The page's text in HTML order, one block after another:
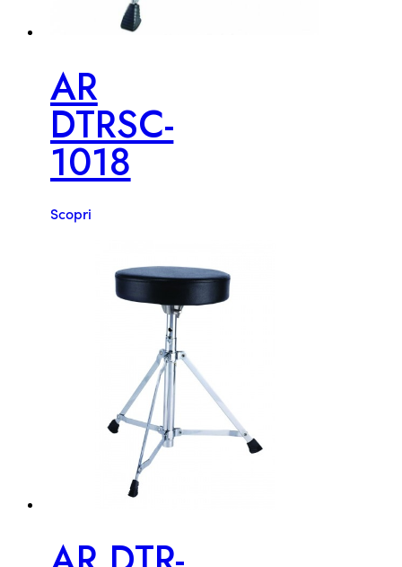
AR
DTRSC-
1018
Scopri